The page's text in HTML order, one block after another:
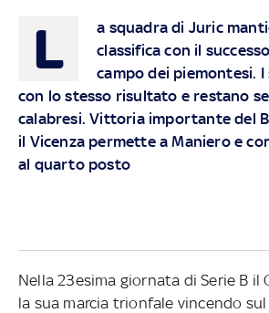
L
a squadra di Juric
classifica con il
campo dei piemontesi.
con lo stesso risultato e restano
calabresi. Vittoria importante del
il Vicenza permette a Maniero e
al quarto posto
Nella 23esima giornata di Serie B
la sua marcia trionfale vincendo